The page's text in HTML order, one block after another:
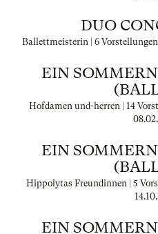
DUO
Ballettmeisterin | 6 Vorstellungen
EIN
Hofdamen und-herren | 14
EIN
Hippolytas Freundinnen | 5
EIN